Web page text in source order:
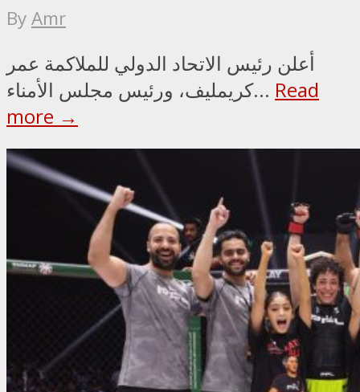
ByAmr
أعلن رئيس الاتحاد الدولي للملاكمة عمر
كريمليف، ورئيس مجلس الأمناء... Read
more →